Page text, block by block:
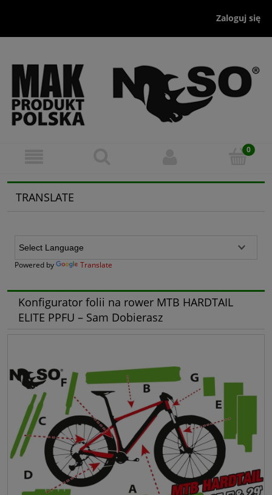
Zaloguj się
TRANSLATE
Powered by Translate
Konfigurator folii na rower MTB HARDTAIL
ELITE PPFU – Sam Dobierasz